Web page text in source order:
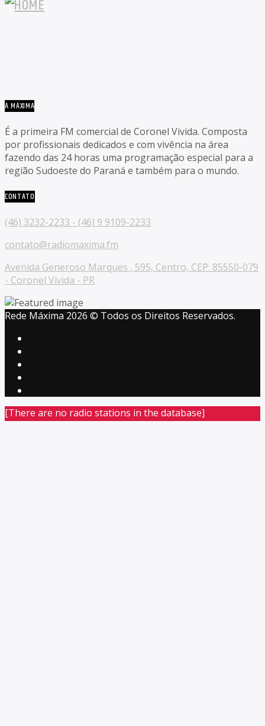
A MÁXIMA
É a primeira FM comercial de Coronel Vivida. Composta
por profissionais dedicados e com vivência na área
fazendo das 24 horas uma programação especial para a
região Sudoeste do Paraná e também para o mundo.
CONTATO
(46) 3232-2233 - (46) 9 9109-2233
contato@radiomaxima.fm
Avenida Generoso Marques , 595, Centro, CEP: 85550-079
- Coronel Vivida - PR
Rede Máxima 2026 © Todos os Direitos Reservados.
[There are no radio stations in the database]